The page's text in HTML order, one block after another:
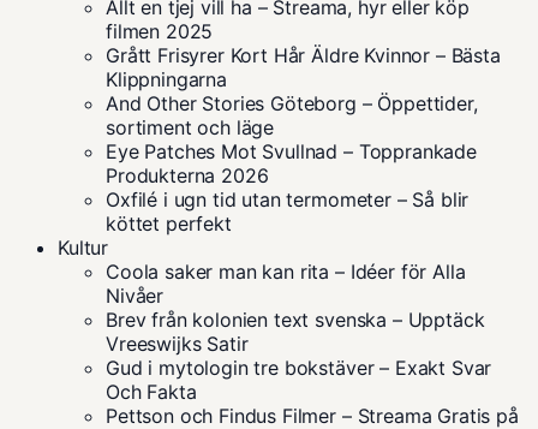
Allt en tjej vill ha – Streama, hyr eller köp
filmen 2025
Grått Frisyrer Kort Hår Äldre Kvinnor – Bästa
Klippningarna
And Other Stories Göteborg – Öppettider,
sortiment och läge
Eye Patches Mot Svullnad – Topprankade
Produkterna 2026
Oxfilé i ugn tid utan termometer – Så blir
köttet perfekt
Kultur
Coola saker man kan rita – Idéer för Alla
Nivåer
Brev från kolonien text svenska – Upptäck
Vreeswijks Satir
Gud i mytologin tre bokstäver – Exakt Svar
Och Fakta
Pettson och Findus Filmer – Streama Gratis på